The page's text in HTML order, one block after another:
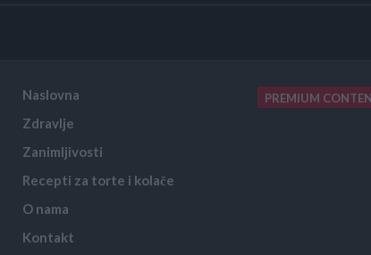
text
Naslovna
Zdravlje
Zanimljivosti
Recepti za torte i kolače
O nama
Kontakt
PREMIUM